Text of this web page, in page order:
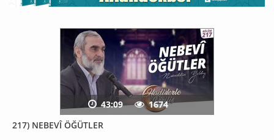
217) NEBEVÎ ÖĞÜTLER
43:09 1674